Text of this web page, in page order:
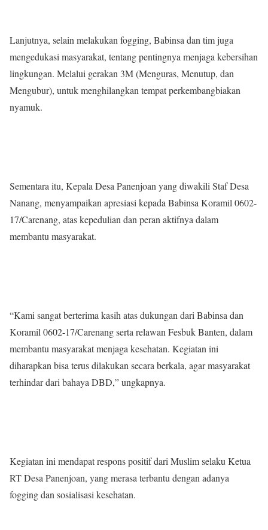
Lanjutnya, selain melakukan fogging, Babinsa dan tim juga
mengedukasi masyarakat, tentang pentingnya menjaga kebersihan
lingkungan. Melalui gerakan 3M (Menguras, Menutup, dan
Mengubur), untuk menghilangkan tempat perkembangbiakan
nyamuk.
Sementara itu, Kepala Desa Panenjoan yang diwakili Staf Desa
Nanang, menyampaikan apresiasi kepada Babinsa Koramil 0602-
17/Carenang, atas kepedulian dan peran aktifnya dalam
membantu masyarakat.
“Kami sangat berterima kasih atas dukungan dari Babinsa dan
Koramil 0602-17/Carenang serta relawan Fesbuk Banten, dalam
membantu masyarakat menjaga kesehatan. Kegiatan ini
diharapkan bisa terus dilakukan secara berkala, agar masyarakat
terhindar dari bahaya DBD,” ungkapnya.
Kegiatan ini mendapat respons positif dari Muslim selaku Ketua
RT Desa Panenjoan, yang merasa terbantu dengan adanya
fogging dan sosialisasi kesehatan.